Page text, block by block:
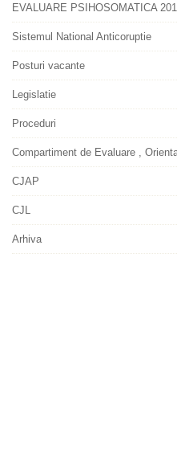
EVALUARE PSIHOSOMATICA
Sistemul National Anticoruptie
Posturi vacante
Legislatie
Proceduri
Compartiment de Evaluare ,
CJAP
CJL
Arhiva